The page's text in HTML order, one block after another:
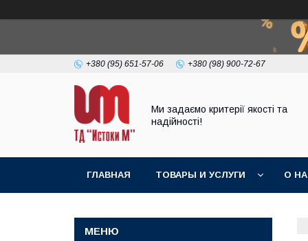
+380 (95) 651-57-06 +380 (98) 900-72-67
Ми задаємо критерії якості та
надійності!
ГЛАВНАЯ ТОВАРЫ И УСЛУГИ О